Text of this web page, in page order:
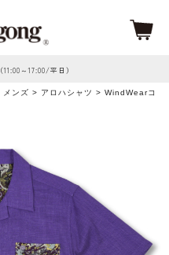
（11:00～17:00/平日）
メンズ > アロハシャツ > WindWearコ